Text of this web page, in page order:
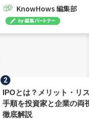
KnowHows 編集部
IPOとは？メリット・リス
手順を投資家と企業の両
徹底解説